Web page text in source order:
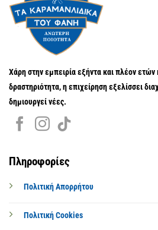
Χάρη στην εμπειρία εξήντα και πλέον ετών
δραστηριότητα, η επιχείρηση εξελίσσει
δημιουργεί νέες.
Πληροφορίες
Πολιτική Απορρήτου
Πολιτική Cookies